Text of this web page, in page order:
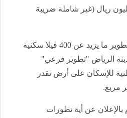
المشروع تبلغ 446 مليون ريال (غير شاملة ضريبة
وأشارت إلى أنها ستقوم بتطوير ما يزيد عن 400 فيلا سكنية
الرياض "تطوير فرعي"
للإسكان على أرض تقدر
.
عن أية تطورات